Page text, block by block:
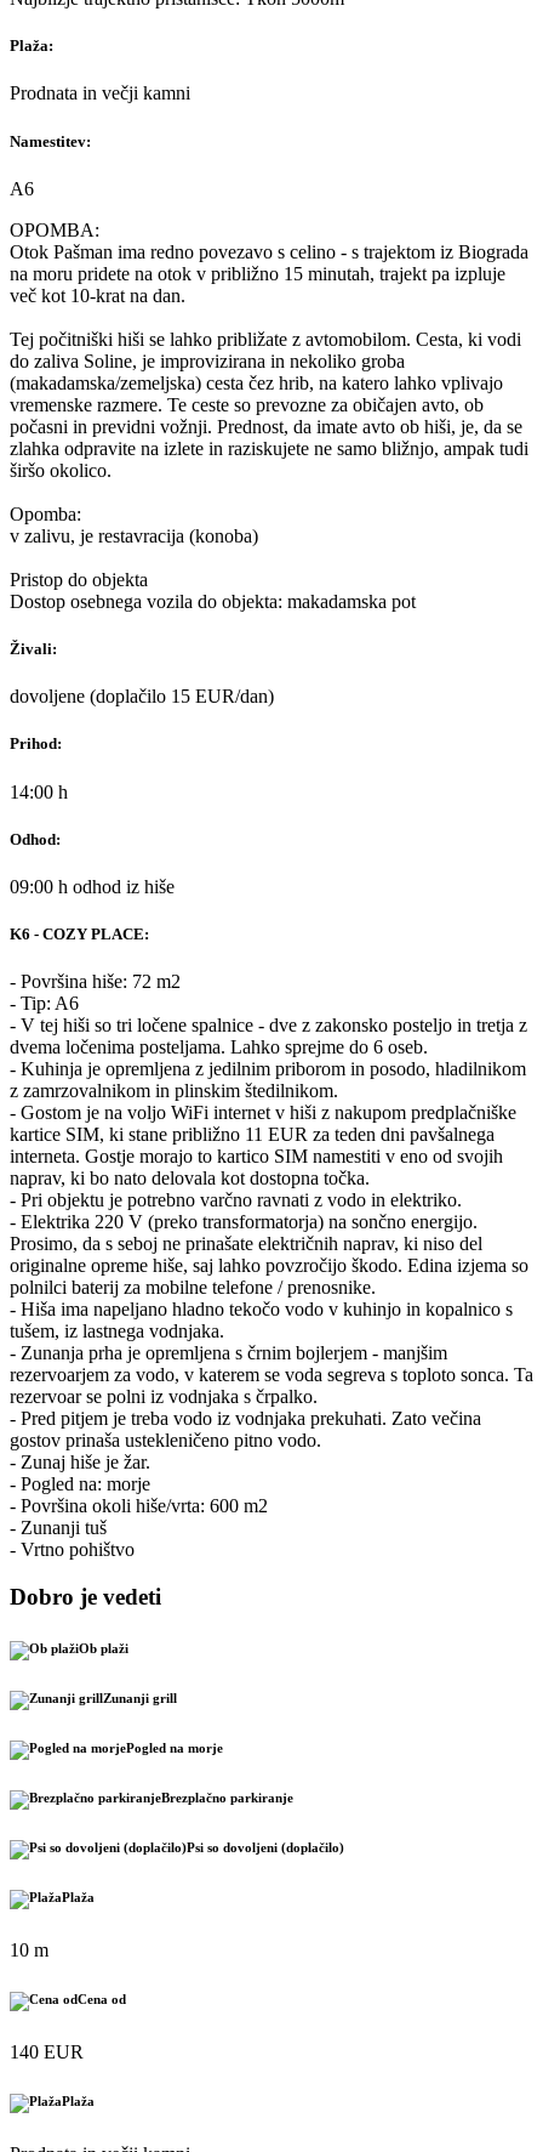
Plaža:
Prodnata in večji kamni
Namestitev:
A6
OPOMBA:
Otok Pašman ima redno povezavo s celino - s trajektom iz Biograda
na moru pridete na otok v približno 15 minutah, trajekt pa izpluje
več kot 10-krat na dan.
Tej počitniški hiši se lahko približate z avtomobilom. Cesta, ki vodi
do zaliva Soline, je improvizirana in nekoliko groba
(makadamska/zemeljska) cesta čez hrib, na katero lahko vplivajo
vremenske razmere. Te ceste so prevozne za običajen avto, ob
počasni in previdni vožnji. Prednost, da imate avto ob hiši, je, da se
zlahka odpravite na izlete in raziskujete ne samo bližnjo, ampak tudi
širšo okolico.
Opomba:
v zalivu, je restavracija (konoba)
Pristop do objekta
Dostop osebnega vozila do objekta: makadamska pot
Živali:
dovoljene (doplačilo 15 EUR/dan)
Prihod:
14:00 h
Odhod:
09:00 h odhod iz hiše
K6 - COZY PLACE:
- Površina hiše: 72 m2
- Tip: A6
- V tej hiši so tri ločene spalnice - dve z zakonsko posteljo in tretja z
dvema ločenima posteljama. Lahko sprejme do 6 oseb.
- Kuhinja je opremljena z jedilnim priborom in posodo, hladilnikom
z zamrzovalnikom in plinskim štedilnikom.
- Gostom je na voljo WiFi internet v hiši z nakupom predplačniške
kartice SIM, ki stane približno 11 EUR za teden dni pavšalnega
interneta. Gostje morajo to kartico SIM namestiti v eno od svojih
naprav, ki bo nato delovala kot dostopna točka.
- Pri objektu je potrebno varčno ravnati z vodo in elektriko.
- Elektrika 220 V (preko transformatorja) na sončno energijo.
Prosimo, da s seboj ne prinašate električnih naprav, ki niso del
originalne opreme hiše, saj lahko povzročijo škodo. Edina izjema so
polnilci baterij za mobilne telefone / prenosnike.
- Hiša ima napeljano hladno tekočo vodo v kuhinjo in kopalnico s
tušem, iz lastnega vodnjaka.
- Zunanja prha je opremljena s črnim bojlerjem - manjšim
rezervoarjem za vodo, v katerem se voda segreva s toploto sonca. Ta
rezervoar se polni iz vodnjaka s črpalko.
- Pred pitjem je treba vodo iz vodnjaka prekuhati. Zato večina
gostov prinaša ustekleničeno pitno vodo.
- Zunaj hiše je žar.
- Pogled na: morje
- Površina okoli hiše/vrta: 600 m2
- Zunanji tuš
- Vrtno pohištvo
Dobro je vedeti
Ob plaži
Zunanji grill
Pogled na morje
Brezplačno parkiranje
Psi so dovoljeni (doplačilo)
Plaža
10 m
Cena od
140 EUR
Plaža